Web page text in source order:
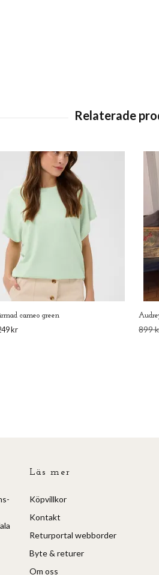
cameo green
kr 899
Läs mer
Köpvillkor
Kontakt
Returportal webborder
Byte & returer
Om oss